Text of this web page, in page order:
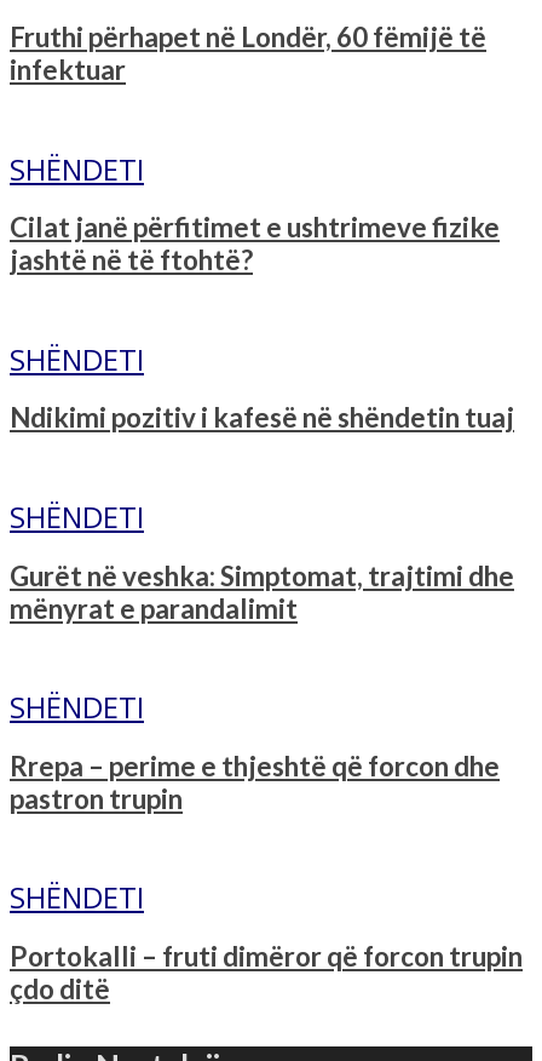
Fruthi përhapet në Londër, 60 fëmijë të
infektuar
SHËNDETI
Cilat janë përfitimet e ushtrimeve fizike
jashtë në të ftohtë?
SHËNDETI
Ndikimi pozitiv i kafesë në shëndetin tuaj
SHËNDETI
Gurët në veshka: Simptomat, trajtimi dhe
mënyrat e parandalimit
SHËNDETI
Rrepa – perime e thjeshtë që forcon dhe
pastron trupin
SHËNDETI
Portokalli – fruti dimëror që forcon trupin
çdo ditë